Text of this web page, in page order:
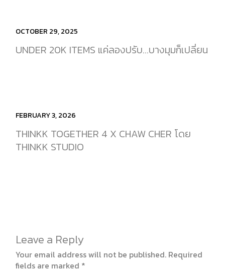
OCTOBER 29, 2025
UNDER 20K ITEMS แค่ลองปรับ…บางมุมก็เปลี่ยน
FEBRUARY 3, 2026
THINKK TOGETHER 4 X CHAW CHER โดย
THINKK STUDIO
Leave a Reply
Your email address will not be published. Required
fields are marked *